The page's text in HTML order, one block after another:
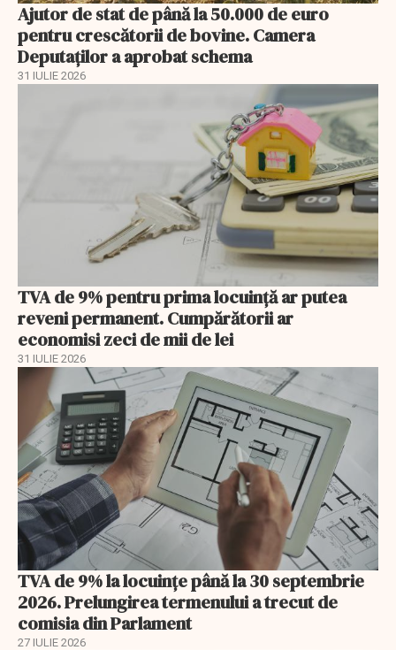
Ajutor de stat de până la 50.000 de euro
pentru crescătorii de bovine. Camera
Deputaților a aprobat schema
31 IULIE 2026
TVA de 9% pentru prima locuință ar putea
reveni permanent. Cumpărătorii ar
economisi zeci de mii de lei
31 IULIE 2026
TVA de 9% la locuințe până la 30 septembrie
2026. Prelungirea termenului a trecut de
comisia din Parlament
27 IULIE 2026